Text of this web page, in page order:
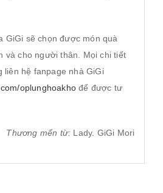
GiGi sẽ chọn được món quà
và cho người thân. Mọi chi tiết
liên hệ fanpage nhà GiGi
oplunghoakhođể được tư
Thương mến từ: Lady. GiGi Mori